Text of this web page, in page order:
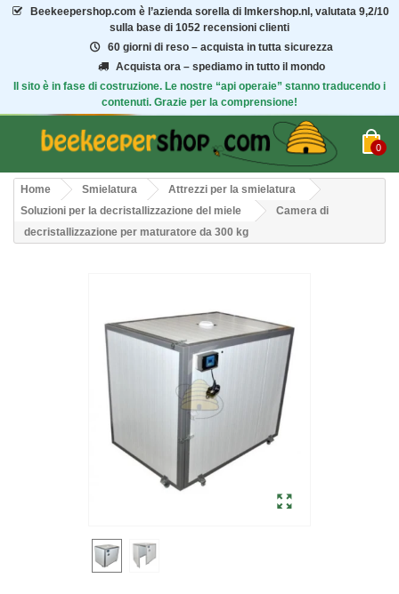
Beekeepershop.com è l’azienda sorella di Imkershop.nl, valutata 9,2/10
sulla base di 1052 recensioni clienti
60 giorni di reso – acquista in tutta sicurezza
Acquista ora – spediamo in tutto il mondo
Il sito è in fase di costruzione. Le nostre “api operaie” stanno traducendo i
contenuti. Grazie per la comprensione!
0
Home Smielatura
Attrezzi per la smielatura
Soluzioni per la decristallizzazione del miele
Camera di
decristallizzazione per maturatore da 300 kg